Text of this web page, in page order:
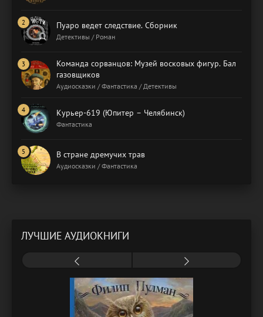
Пуаро ведет следствие. Сборник
Детективы / Роман
Команда сорванцов: Музей восковых фигур. Бал
газовщиков
Аудиосказки / Фантастика / Детективы
Курьер-619 (Юпитер – Челябинск)
Фантастика
В стране дремучих трав
Аудиосказки / Фантастика
ЛУЧШИЕ АУДИОКНИГИ